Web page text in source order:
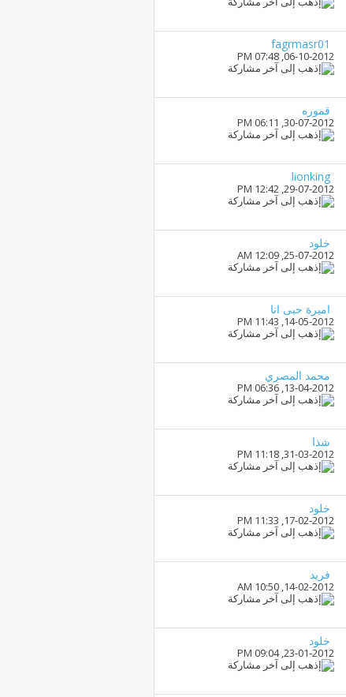
fagrmasr01
06-10-2012,
07:48 PM
قموره
30-07-2012,
06:11 PM
lionking
29-07-2012,
12:42 PM
خلود
25-07-2012,
12:09 AM
اميرة حبى انا
14-05-2012,
11:43 PM
محمد المصري
13-04-2012,
06:36 PM
شذا
31-03-2012,
11:18 PM
خلود
17-02-2012,
11:33 PM
فريد
14-02-2012,
10:50 AM
خلود
23-01-2012,
09:04 PM